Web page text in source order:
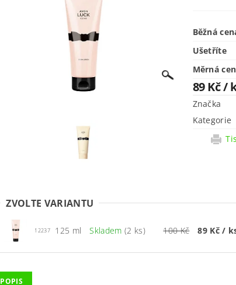
Běžná
Ušetříte
Měrná
89 Kč/
Značka
Kategorie
ZVOLTE VARIANTU
12237 125 ml Skladem (2 ks) 100 Kč 89 Kč/
POPIS